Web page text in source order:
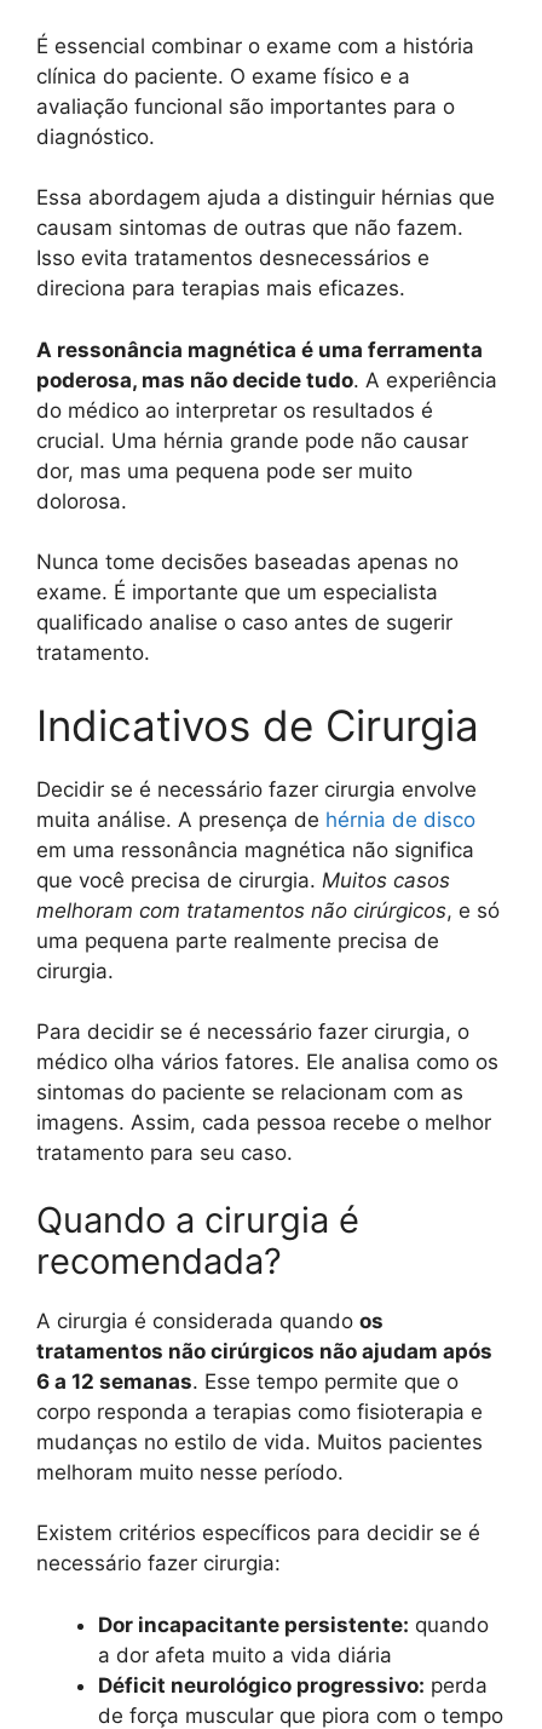
É essencial combinar o exame com a história
clínica do paciente. O exame físico e a
avaliação funcional são importantes para o
diagnóstico.
Essa abordagem ajuda a distinguir hérnias que
causam sintomas de outras que não fazem.
Isso evita tratamentos desnecessários e
direciona para terapias mais eficazes.
A ressonância magnética é uma ferramenta
poderosa, mas não decide tudo. A experiência
do médico ao interpretar os resultados é
crucial. Uma hérnia grande pode não causar
dor, mas uma pequena pode ser muito
dolorosa.
Nunca tome decisões baseadas apenas no
exame. É importante que um especialista
qualificado analise o caso antes de sugerir
tratamento.
Indicativos de Cirurgia
Decidir se é necessário fazer cirurgia envolve
muita análise. A presença de hérnia de disco
em uma ressonância magnética não significa
que você precisa de cirurgia. Muitos casos
melhoram com tratamentos não cirúrgicos, e só
uma pequena parte realmente precisa de
cirurgia.
Para decidir se é necessário fazer cirurgia, o
médico olha vários fatores. Ele analisa como os
sintomas do paciente se relacionam com as
imagens. Assim, cada pessoa recebe o melhor
tratamento para seu caso.
Quando a cirurgia é
recomendada?
A cirurgia é considerada quando os
tratamentos não cirúrgicos não ajudam após
6 a 12 semanas. Esse tempo permite que o
corpo responda a terapias como fisioterapia e
mudanças no estilo de vida. Muitos pacientes
melhoram muito nesse período.
Existem critérios específicos para decidir se é
necessário fazer cirurgia:
Dor incapacitante persistente: quando
a dor afeta muito a vida diária
Déficit neurológico progressivo: perda
de força muscular que piora com o tempo